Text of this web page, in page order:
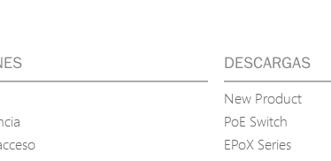
DESCARGAS
New Product
PoE Switch
EPoX Series